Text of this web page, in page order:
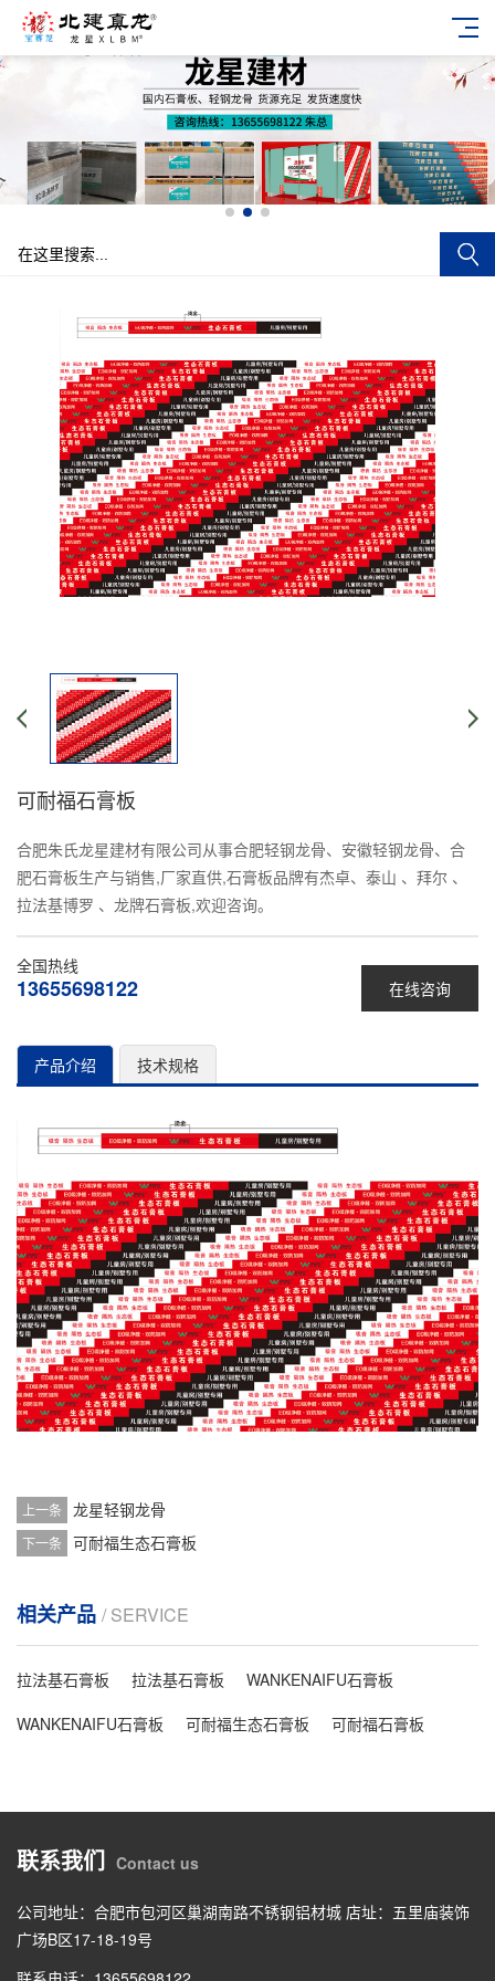
可耐福石膏板
合肥朱氏龙星建材有限公司从事合肥轻钢龙骨、安徽轻钢龙骨、合
肥石膏板生产与销售,厂家直供,石膏板品牌有杰卓、泰山 、拜尔 、
拉法基博罗 、龙牌石膏板,欢迎咨询。
在线咨询
全国热线
13655698122
产品介绍 技术规格
上一条 龙星轻钢龙骨
下一条 可耐福生态石膏板
相关产品 / SERVICE
拉法基石膏板 拉法基石膏板
WANKENAIFU石膏板
WANKENAIFU石膏板
可耐福生态石膏板 可耐福石膏板
联系我们 Contact us
公司地址：合肥市包河区巢湖南路不锈钢铝材城 店址：五里庙装饰
广场B区17-18-19号